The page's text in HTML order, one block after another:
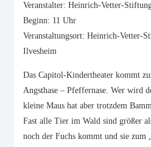
Veranstalter: Heinrich-Vetter-
Beginn: 11 Uhr
Veranstaltungsort: Heinrich-Vetter-
Ilvesheim
Das Capitol-Kindertheater kommt
Angsthase – Pfeffernase. Wer wird
kleine Maus hat aber trotzdem
Fast alle Tier im Wald sind größer
noch der Fuchs kommt und sie zum